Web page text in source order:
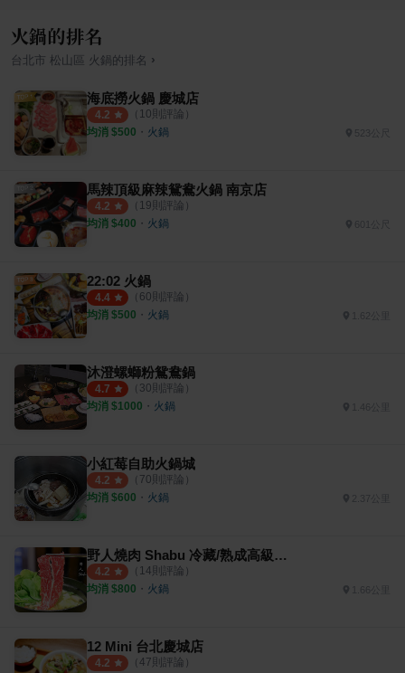
火鍋的排名
台北市 松山區 火鍋 的排名 ›
海底撈火鍋 慶城店
4.2 （ 10則評論）
均消 $500 ・ 火鍋 523公尺
馬辣頂級麻辣鴛鴦火鍋 南京店
4.2 （ 19則評論）
均消 $400 ・ 火鍋
22:02 火鍋
4.4 （ 60則評論）
均消 $500 ・ 火鍋
沐澄螺螄粉鴛鴦鍋
4.7 （ 30則評論）
均消 $1000 ・ 火鍋 1.46公里
小紅莓自助火鍋城
4.2 （ 70則評論）
均消 $600 ・ 火鍋
野人燒肉 Shabu 冷藏/熟成高級肉專門
4.2 （ 14則評論）
均消 $800 ・ 火鍋
12 Mini 台北慶城店
4.2 （ 47則評論）